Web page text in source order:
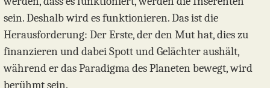
sein. Deshalb wird es funktionieren. Das ist die
Herausforderung: Der Erste, der den Mut hat, dies zu
finanzieren und dabei Spott und Gelächter aushält,
während er das Paradigma des Planeten bewegt, wird
berühmt sein.